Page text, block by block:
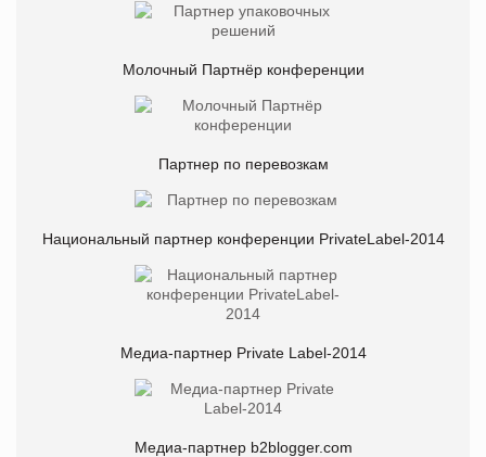
Молочный Партнёр конференции
Партнер по перевозкам
Национальный партнер конференции PrivateLabel-2014
Медиа-партнер Private Label-2014
Медиа-партнер b2blogger.com